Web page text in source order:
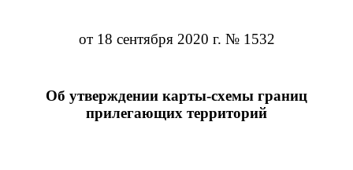
от 18 сентября 2020 г. № 1532
Об утверждении карты-схемы границ
прилегающих территорий